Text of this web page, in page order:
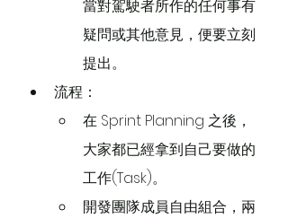
當對駕駛者所作的任何事有
疑問或其他意見，便要立刻
提出。
流程：
在 Sprint Planning 之後，
大家都已經拿到自己要做的
工作(Task)。
開發團隊成員自由組合，兩